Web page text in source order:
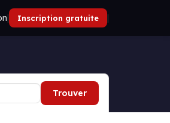
| Inscription gratuite |
Trouver